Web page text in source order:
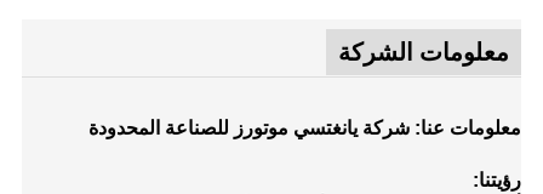
معلومات الشركة
معلومات عنا: شركة يانغتسي موتورز للصناعة المحدودة
رؤيتنا: